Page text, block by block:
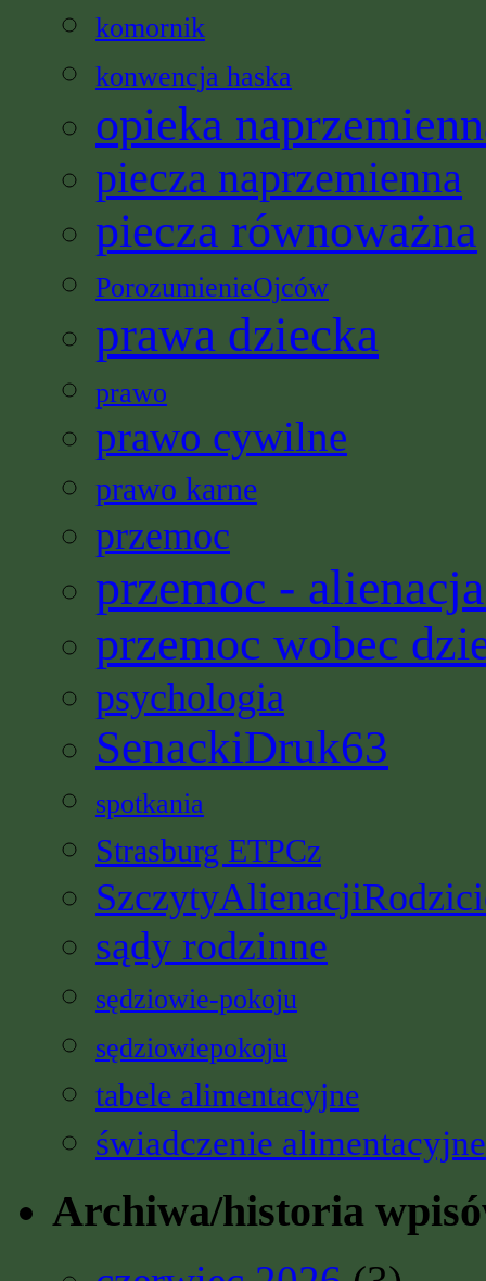
komornik
konwencja haska
opieka
piecza naprzemienna
piecza równoważna
PorozumienieOjców
prawa dziecka
prawo
prawo cywilne
prawo karne
przemoc
przemoc -
przemoc wobec
psychologia
SenackiDruk63
spotkania
Strasburg ETPCz
sądy rodzinne
sędziowie-pokoju
sędziowiepokoju
tabele alimentacyjne
świadczenie alimentacyjne
Archiwa/historia